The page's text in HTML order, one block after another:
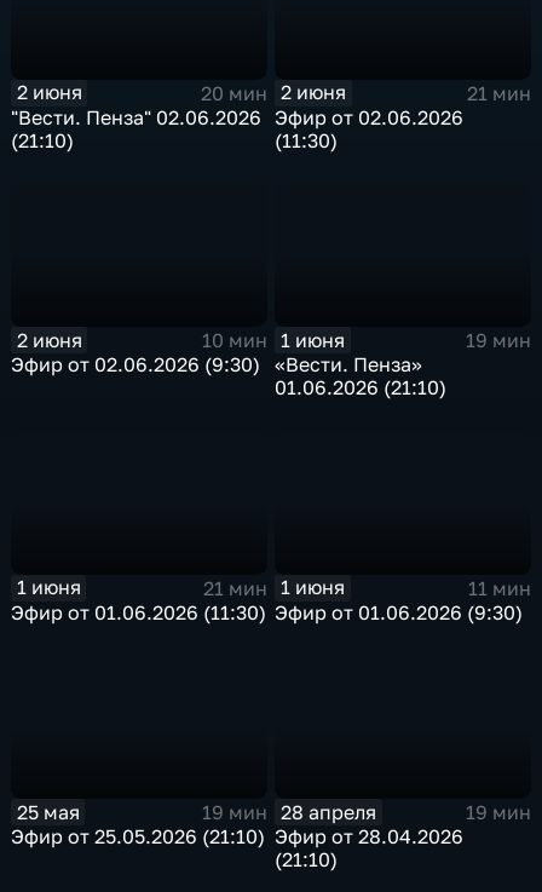
2 июня
20 мин
"Вести. Пенза" 02.06.2026
(21:10)
2 июня
21 мин
Эфир от 02.06.2026
(11:30)
2 июня
10 мин
Эфир от 02.06.2026 (9:30)
1 июня
19 мин
«Вести. Пенза»
01.06.2026 (21:10)
1 июня
21 мин
Эфир от 01.06.2026 (11:30)
1 июня
11 мин
Эфир от 01.06.2026 (9:30)
25 мая
19 мин
Эфир от 25.05.2026 (21:10)
28 апреля
19 мин
Эфир от 28.04.2026
(21:10)